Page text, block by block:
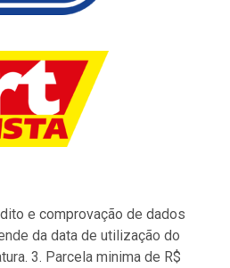
e comprovação de dados
da data de utilização do
3. Parcela minima de R$